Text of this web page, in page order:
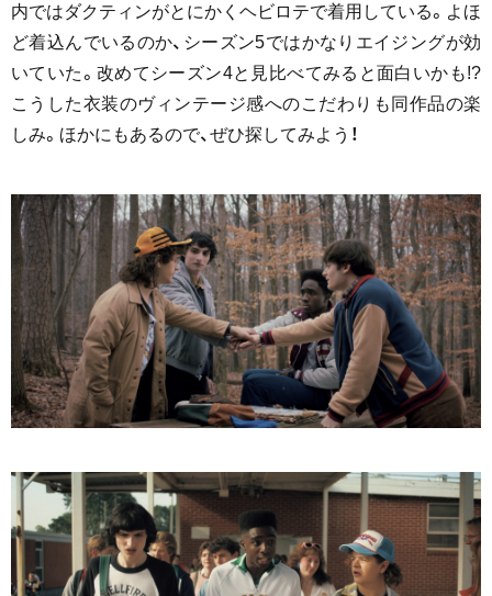
内ではダクティンがとにかくヘビロテで着用している。よほ
ど着込んでいるのか、シーズン5ではかなりエイジングが効
いていた。改めてシーズン4と見比べてみると面白いかも!?
こうした衣装のヴィンテージ感へのこだわりも同作品の楽
しみ。ほかにもあるので、ぜひ探してみよう！